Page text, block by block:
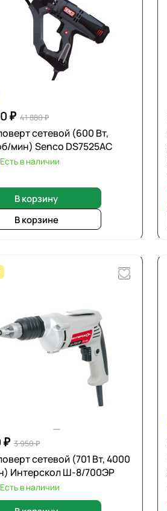
₽ 41 880 ₽
сетевой (600 Вт,
мин) Senco DS7525AC
Есть в наличии
В корзину
В корзине
₽ 3 950 ₽
сетевой (701 Вт, 4000
Интерскол Ш-8/700ЭР
Есть в наличии